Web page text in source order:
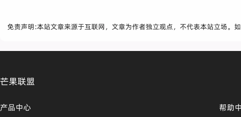
免责声明:本站文章来源于互联网，文章为作者独立观点，不代表本站立场。如
芒果联盟
产品中心 帮助